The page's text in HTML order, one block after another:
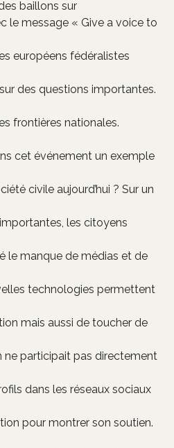
baillons sur
le message « Give a voice to
européens fédéralistes
des questions importantes.
frontières nationales.
cet événement un exemple
civile aujourd’hui ? Sur un
les citoyens
le manque de médias et de
technologies permettent
mais aussi de toucher de
ne participait pas directement
dans les réseaux sociaux
pour montrer son soutien.